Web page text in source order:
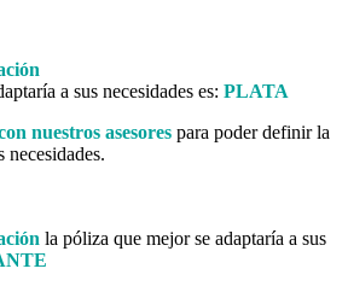
a sus necesidades es: PLATA
nuestros asesores para poder definir la
necesidades.
la póliza que mejor se adaptaría a sus